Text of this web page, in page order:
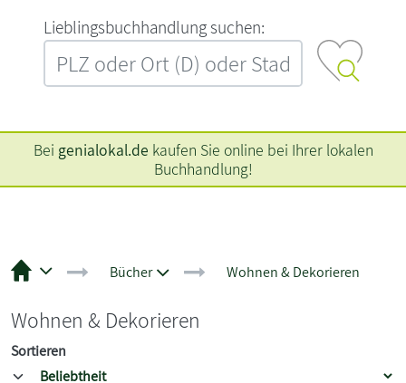
L‍i‍e‍b‍l‍i‍n‍g‍s‍b‍u‍c‍h‍h‍a‍n‍d‍l‍u‍n‍g‍ ‍s‍u‍c‍h‍e‍n‍:‍
Bei genialokal.de kaufen Sie online bei Ihrer lokalen
Buchhandlung!
Bücher Wohnen & Dekorieren
Wohnen & Dekorieren
Sortieren